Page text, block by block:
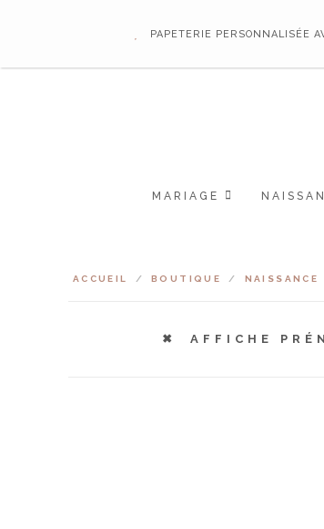
PAPETERIE PERSONNALISÉE
MARIAGE
ACCUEIL / BOUTIQUE / NAISSANCE
AFFICHE